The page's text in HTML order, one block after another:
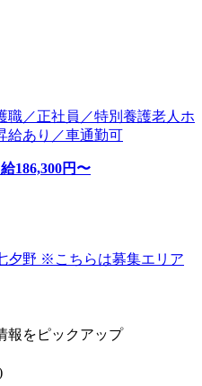
職／正社員／特別養護老人ホ
給あり／車通勤可
186,300円〜
夕野 ※こちらは募集エリア
報をピックアップ